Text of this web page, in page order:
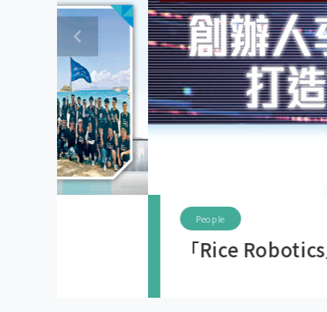
「Rice Robotics」 創辦